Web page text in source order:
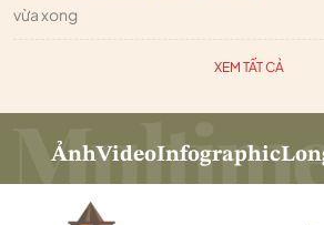
vừa xong
XEM TẤT CẢ
ẢnhVideoInfographic